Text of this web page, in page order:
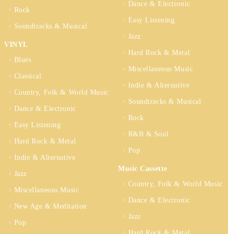
Rock
Soundtracks & Musical
VINYL
Blues
Classical
Country, Folk & World Music
Dance & Electronic
Easy Listening
Hard Rock & Metal
Indie & Alternative
Jazz
Miscellaneous Music
New Age & Meditation
Pop
Dance & Electronic
Easy Listening
Jazz
Hard Rock & Metal
Miscellaneous Music
Indie & Alternative
Soundtracks & Musical
Rock
R&B & Soul
Pop
Music Cassette
Country, Folk & World Music
Dance & Electronic
Jazz